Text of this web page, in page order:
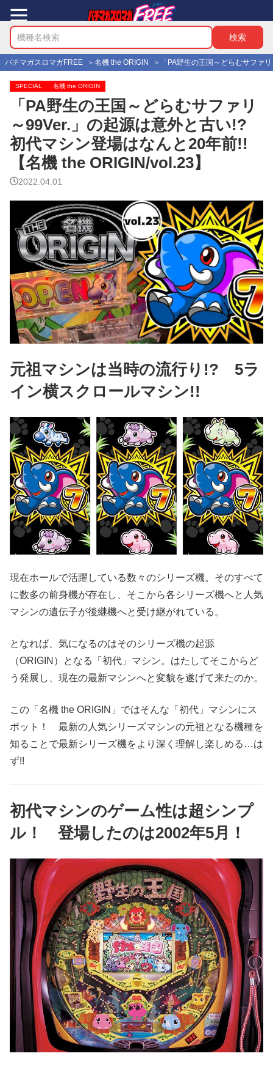
パチマガスロマガFREE 名機 the ORIGIN 「PA野生の王国～どらむサファ
SPECIAL 名機 the ORIGIN
「PA野生の王国～どらむサファリ
～99Ver.」の起源は意外と古い!?
初代マシン登場はなんと20年前!!
【名機 the ORIGIN/vol.23】
2022.04.01
元祖マシンは当時の流行り!? 5ラ
イン横スクロールマシン!!
現在ホールで活躍している数々のシリーズ機。そのすべて
に数多の前身機が存在し、そこから各シリーズ機へと人気
マシンの遺伝子が後継機へと受け継がれている。
となれば、気になるのはそのシリーズ機の起源
（ORIGIN）となる「初代」マシン。はたしてそこからど
う発展し、現在の最新マシンへと変貌を遂げて来たのか。
この「名機 the ORIGIN」ではそんな「初代」マシンにス
ポット！ 最新の人気シリーズマシンの元祖となる機種を
知ることで最新シリーズ機をより深く理解し楽しめる…は
ず!!
初代マシンのゲーム性は超シンプ
ル！ 登場したのは2002年5月！